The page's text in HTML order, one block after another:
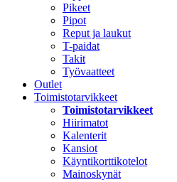
Pikeet
Pipot
Reput ja laukut
T-paidat
Takit
Työvaatteet
Outlet
Toimistotarvikkeet
Toimistotarvikkeet
Hiirimatot
Kalenterit
Kansiot
Käyntikorttikotelot
Mainoskynät